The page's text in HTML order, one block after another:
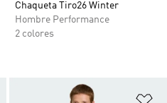
Chaqueta Tiro26 Winter
Hombre Performance
2 colores
Añadir a la lista de deseos